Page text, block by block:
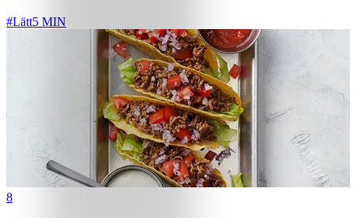
#Lätt5 MIN
8